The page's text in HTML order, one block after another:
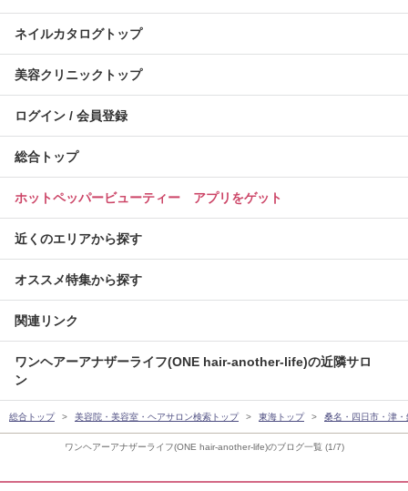
ワンヘアーアナザーライフ(ONE hair-another-life)のブログ一覧 (1/7)
ネイルカタログトップ
美容クリニックトップ
ログイン / 会員登録
総合トップ
ホットペッパービューティー アプリをゲット
近くのエリアから探す
オススメ特集から探す
関連リンク
ワンヘアーアナザーライフ(ONE hair-another-life)の近隣サロ
ン
総合トップ 美容院・美容室・ヘアサロン検索トップ 東海トップ 桑名・四日市・津